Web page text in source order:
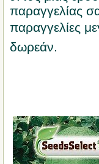
παραγγελίας
παραγγελίες
δωρεάν.